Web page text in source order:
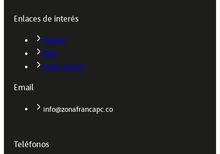
Enlaces de interés
Appolo
Blog
Super Access
Email
info@zonafrancapc.co
Teléfonos